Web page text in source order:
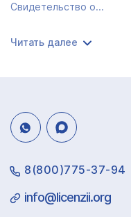
Свидетельство о...
Читать далее
8(800)775-37-94
info@licenzii.org